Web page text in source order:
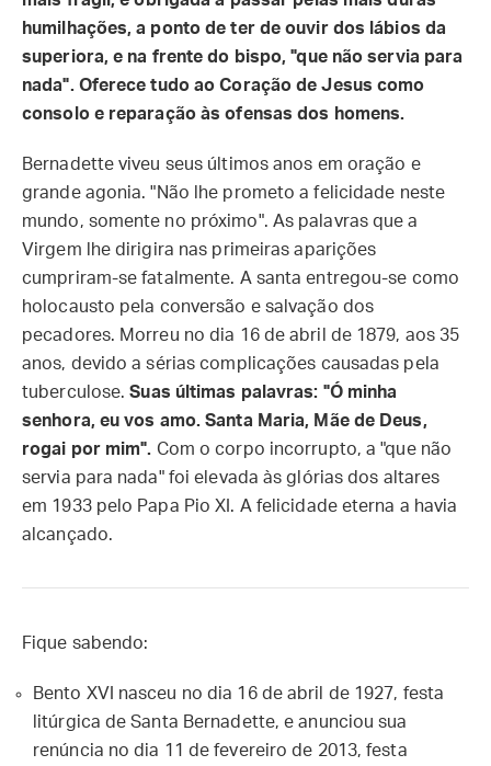
humilhações, a ponto de ter de ouvir dos lábios da
superiora, e na frente do bispo, "que não servia para
nada". Oferece tudo ao Coração de Jesus como
consolo e reparação às ofensas dos homens.
Bernadette viveu seus últimos anos em oração e
grande agonia. "Não lhe prometo a felicidade neste
mundo, somente no próximo". As palavras que a
Virgem lhe dirigira nas primeiras aparições
cumpriram-se fatalmente. A santa entregou-se como
holocausto pela conversão e salvação dos
pecadores. Morreu no dia 16 de abril de 1879, aos 35
anos, devido a sérias complicações causadas pela
tuberculose.Suas últimas palavras: "Ó minha
senhora, eu vos amo. Santa Maria, Mãe de Deus,
rogai por mim". Com o corpo incorrupto, a "que não
servia para nada" foi elevada às glórias dos altares
em 1933 pelo Papa Pio XI. A felicidade eterna a havia
alcançado.
Fique sabendo:
Bento XVI nasceu no dia 16 de abril de 1927, festa
litúrgica de Santa Bernadette, e anunciou sua
renúncia no dia 11 de fevereiro de 2013, festa